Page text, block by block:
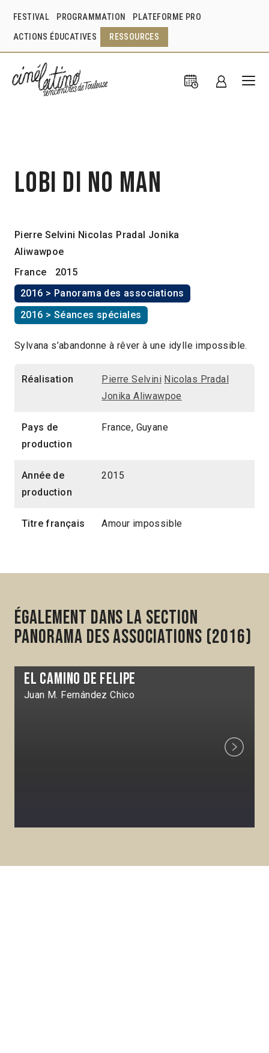
FESTIVAL PROGRAMMATION PLATEFORME PRO
ACTIONS ÉDUCATIVES RESSOURCES
Lobi Di No Man
Pierre Selvini Nicolas Pradal Jonika
Aliwawpoe
France
2015
2016 > Panorama des associations
2016 > Séances spéciales
Sylvana s’abandonne à rêver à une idylle impossible.
Réalisation Pierre Selvini Nicolas Pradal
Jonika Aliwawpoe
Pays de
production
France, Guyane
Année de
production
2015
Titre français Amour impossible
Également dans la section
Panorama des associations (2016)
El Camino de Felipe
Juan M. Fernández Chico
Next